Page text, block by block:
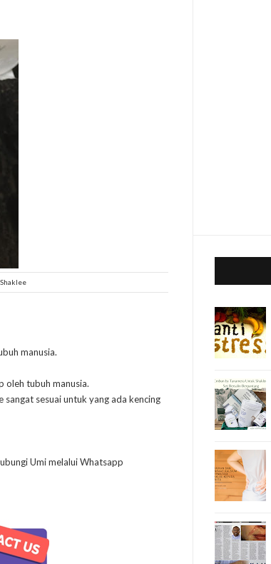
manusia.
oleh tubuh manusia.
sesuai untuk yang ada kencing
Umi melalui Whatsapp